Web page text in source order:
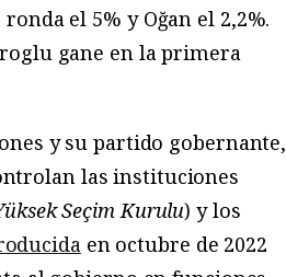
el 5% y Oğan el 2,2%.
gane en la primera
y su partido gobernante,
las instituciones
Seçim Kurulu) y los
en octubre de 2022